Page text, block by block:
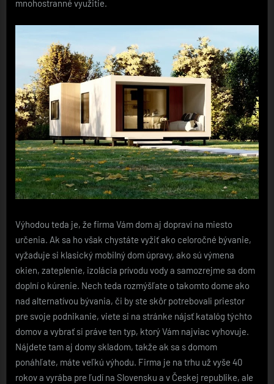
mnohostranné využitie.
Výhodou teda je, že firma Vám dom aj dopraví na miesto
určenia. Ak sa ho však chystáte vyžiť ako celoročné bývanie,
vyžaduje si klasický mobilný dom úpravy, ako sú výmena
okien, zateplenie, izolácia prívodu vody a samozrejme sa dom
doplní o kúrenie. Nech teda rozmýšľate o takomto dome ako
nad alternatívou bývania, či by ste skôr potrebovali priestor
pre svoje podnikanie, viete si na stránke nájsť katalóg týchto
domov a vybrať si práve ten typ, ktorý Vám najviac vyhovuje.
Nájdete tam aj domy skladom, takže ak sa s domom
ponáhľate, máte veľkú výhodu. Firma je na trhu už vyše 40
rokov a vyrába pre ľudí na Slovensku a v Českej republike, ale